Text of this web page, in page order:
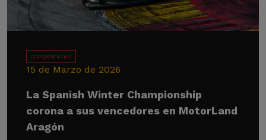
Competiciones
15 de Marzo de 2026
La Spanish Winter Championship
corona a sus vencedores en MotorLand
Aragón